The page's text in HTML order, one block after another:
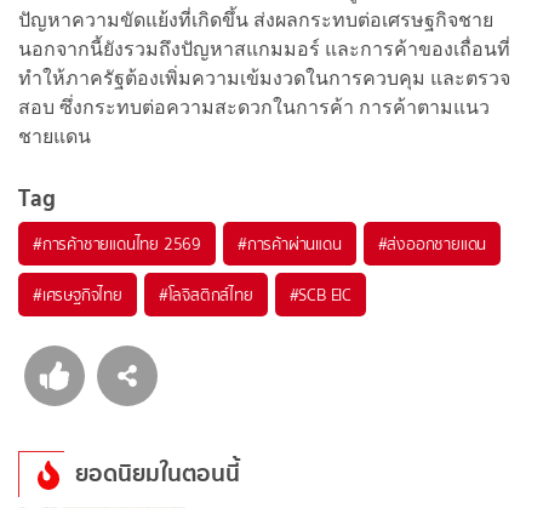
ปัญหาความขัดแย้งที่เกิดขึ้น ส่งผลกระทบต่อเศรษฐกิจชาย
นอกจากนี้ยังรวมถึงปัญหาสแกมมอร์ และการค้าของเถื่อนที่
ทำให้ภาครัฐต้องเพิ่มความเข้มงวดในการควบคุม และตรวจ
สอบ ซึ่งกระทบต่อความสะดวกในการค้า การค้าตามแนว
ชายแดน
Tag
#การค้าชายแดนไทย 2569 #การค้าผ่านแดน #ส่งออกชายแดน
#เศรษฐกิจไทย #โลจิสติกส์ไทย #SCB EIC
ยอดนิยมในตอนนี้